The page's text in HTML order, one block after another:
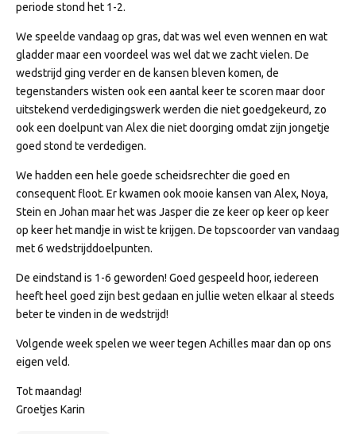
periode stond het 1-2.
We speelde vandaag op gras, dat was wel even wennen en wat
gladder maar een voordeel was wel dat we zacht vielen. De
wedstrijd ging verder en de kansen bleven komen, de
tegenstanders wisten ook een aantal keer te scoren maar door
uitstekend verdedigingswerk werden die niet goedgekeurd, zo
ook een doelpunt van Alex die niet doorging omdat zijn jongetje
goed stond te verdedigen.
We hadden een hele goede scheidsrechter die goed en
consequent floot. Er kwamen ook mooie kansen van Alex, Noya,
Stein en Johan maar het was Jasper die ze keer op keer op keer
op keer het mandje in wist te krijgen. De topscoorder van vandaag
met 6 wedstrijddoelpunten.
De eindstand is 1-6 geworden! Goed gespeeld hoor, iedereen
heeft heel goed zijn best gedaan en jullie weten elkaar al steeds
beter te vinden in de wedstrijd!
Volgende week spelen we weer tegen Achilles maar dan op ons
eigen veld.
Tot maandag!
Groetjes Karin